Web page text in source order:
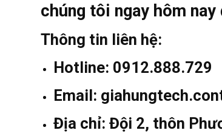
chúng tôi ngay hôm
Thông tin liên hệ:
Hotline: 0912.888.729
Email:
Địa chỉ: Đội 2, thôn